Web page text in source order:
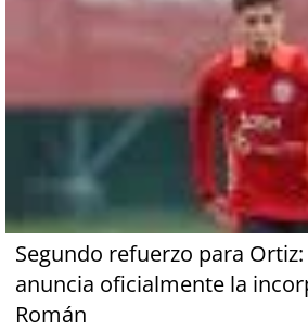
Segundo refuerzo para
anuncia oficialmente la
Román